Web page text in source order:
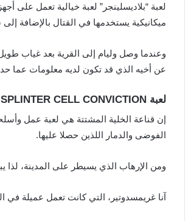
لعبة “بلاديسلينجر” لعبة خيالية تعمل على
ميكانيكية يستخدمها في القتال
وعندما وصل وليام إلى القرية بعد غياب
عن أخيه الذي قد تكون لديه معلومات عما
لعبة SPLINTER CELL CONVICTION
إن قناعة الخلية المشتتة هي لعبة عمل
الفوضى والدمار اللذين حصلا عليها.
ومن الإرهاب الذي يسيطر على المدينة،
آنا غريمسدوتير، التي كانت تعمل عميلة في